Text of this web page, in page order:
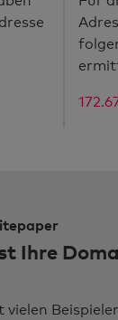
Ihre
vielen